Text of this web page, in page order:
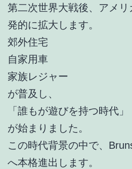
第二次世界大戦後、アメ
発的に拡大します。
郊外住宅
自家用車
家族レジャー
が普及し、
「誰もが遊びを持つ時代」
が始まりました。
この時代背景の中で、
へ本格進出します。